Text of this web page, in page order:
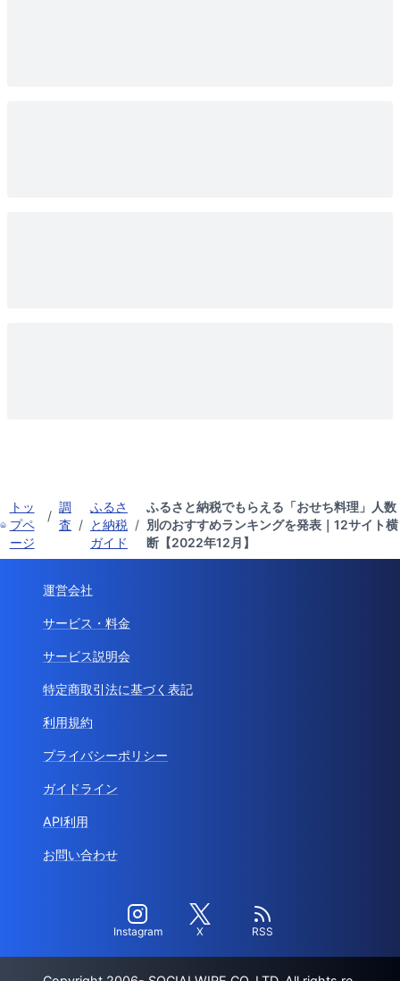
トッ
プペ
ージ
/
調
査 /
ふるさ
と納税
ガイド
/
ふるさと納税でもらえる「おせち料理」人数
別のおすすめランキングを発表｜12サイト横
断【2022年12月】
運営会社
サービス・料金
サービス説明会
特定商取引法に基づく表記
利用規約
プライバシーポリシー
ガイドライン
API利用
お問い合わせ
Instagram X RSS